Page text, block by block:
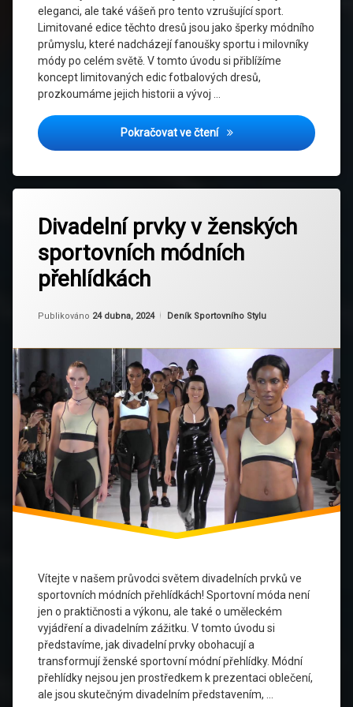
eleganci, ale také vášeň pro tento vzrušující sport.
Limitované edice těchto dresů jsou jako šperky módního
průmyslu, které nadcházejí fanoušky sportu i milovníky
módy po celém světě. V tomto úvodu si přiblížíme
koncept limitovaných edic fotbalových dresů,
prozkoumáme jejich historii a vývoj …
Pokračovat ve čteníNadčasový styl: Módní
Divadelní prvky v ženských
sportovních módních
přehlídkách
Publikováno 24 dubna, 2024
Aktualizováno 24 dubna, 2024
Od Ruby
Kategorie:
Deník Sportovního Stylu
Vítejte v našem průvodci světem divadelních prvků ve
sportovních módních přehlídkách! Sportovní móda není
jen o praktičnosti a výkonu, ale také o uměleckém
vyjádření a divadelním zážitku. V tomto úvodu si
představíme, jak divadelní prvky obohacují a
transformují ženské sportovní módní přehlídky. Módní
přehlídky nejsou jen prostředkem k prezentaci oblečení,
ale jsou skutečným divadelním představením, …
Design
Fitness
Sportovní
Móda
Technologie
Umění
Výkonnostní
móda
komentář
na
Divadelní
prvky
v
ženských
módních